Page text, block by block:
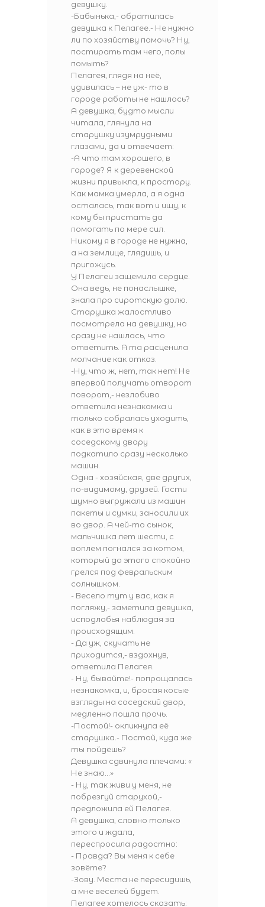
девушку.
-Бабынька,- обратилась
девушка к Пелагее.- Не нужно
ли по хозяйству помочь? Ну,
постирать там чего, полы
помыть?
Пелагея, глядя на неё,
удивилась – не уж- то в
городе работы не нашлось?
А девушка, будто мысли
читала, глянула на
старушку изумрудными
глазами, да и отвечает:
-А что там хорошего, в
городе? Я к деревенской
жизни привыкла, к простору.
Как мамка умерла, а я одна
осталась, так вот и ищу, к
кому бы пристать да
помогать по мере сил.
Никому я в городе не нужна,
а на землице, глядишь, и
пригожусь.
У Пелагеи защемило сердце.
Она ведь, не понаслышке,
знала про сиротскую долю.
Старушка жалостливо
посмотрела на девушку, но
сразу не нашлась, что
ответить. А та расценила
молчание как отказ.
-Ну, что ж, нет, так нет! Не
впервой получать отворот
поворот,- незлобиво
ответила незнакомка и
только собралась уходить,
как в это время к
соседскому двору
подкатило сразу несколько
машин.
Одна - хозяйская, две других,
по-видимому, друзей. Гости
шумно выгружали из машин
пакеты и сумки, заносили их
во двор. А чей-то сынок,
мальчишка лет шести, с
воплем погнался за котом,
который до этого спокойно
грелся под февральским
солнышком.
- Весело тут у вас, как я
погляжу,- заметила девушка,
исподлобья наблюдая за
происходящим.
- Да уж, скучать не
приходится,- вздохнув,
ответила Пелагея.
- Ну, бывайте!- попрощалась
незнакомка, и, бросая косые
взгляды на соседский двор,
медленно пошла прочь.
-Постой!- окликнула её
старушка.- Постой, куда же
ты пойдёшь?
Девушка сдвинула плечами: «
Не знаю…»
- Ну, так живи у меня, не
побрезгуй старухой,-
предложила ей Пелагея.
А девушка, словно только
этого и ждала,
переспросила радостно:
- Правда? Вы меня к себе
зовёте?
-Зову. Места не пересидишь,
а мне веселей будет.
Пелагее хотелось сказать: